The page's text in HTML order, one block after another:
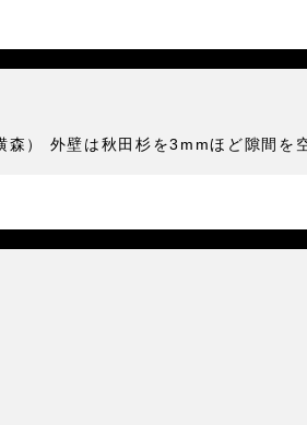
） 外壁は秋田杉を3mmほど隙間を